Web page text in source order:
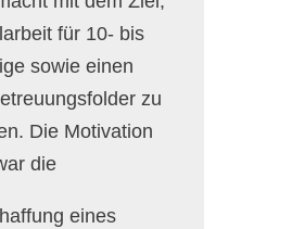
für 10- bis
sowie einen
zu
Die Motivation
die
eines